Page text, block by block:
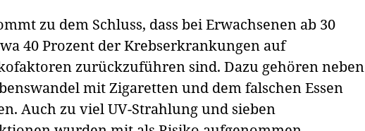
zu dem Schluss, dass bei Erwachsenen ab 30
40 Prozent der Krebserkrankungen auf
zurückzuführen sind. Dazu gehören neben
mit Zigaretten und dem falschen Essen
Auch zu viel UV-Strahlung und sieben